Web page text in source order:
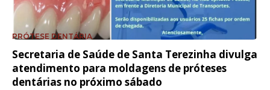
PRÓTESE DENTÁRIA
Secretaria de Saúde de Santa Terezinha divulga
atendimento para moldagens de próteses
dentárias no próximo sábado